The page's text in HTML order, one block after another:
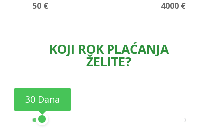
50 € 4000 €
KOJI ROK PLAĆANJA
ŽELITE?
30 Dana